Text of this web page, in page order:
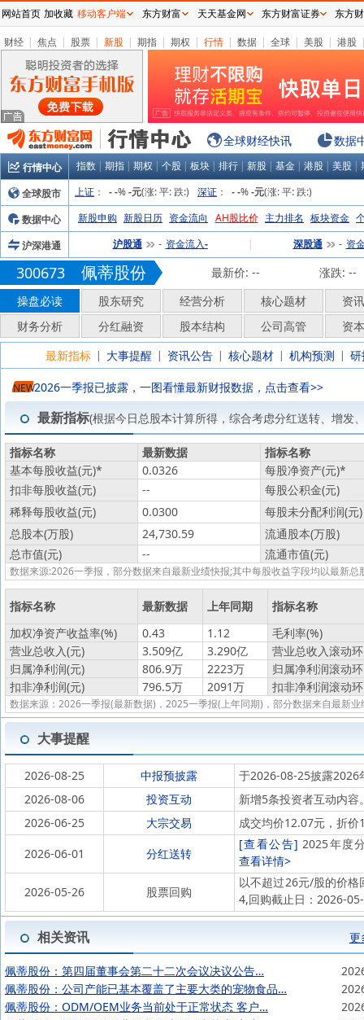
财经 | 焦点 | 股票 | 新股 | 期指 | 期权 | 行情 | 数据 | 全球 | 美股 | 港股
全球财经快讯 数据
行情中心 指数 | 期指 | 期权 | 个股 | 板块 | 排行 | 新股 | 基金 | 港股 | 美股 |
全球股市
上证 ： - -% -元(涨:平:跌:) 深证 ： - -% -元(涨:平:跌:)
数据中心
新股申购 新股日历 资金流向 AH股比价 主力排名 板块资金
沪深港通
沪股通 - 资金流入- | 深股通 - 资
300673 佩蒂股份 最新价: -- 涨跌: --
操盘必读
股东研究 经营分析 核心题材
资
财务分析
分红融资 股本结构 公司高管
资
最新指标 | 大事提醒 | 资讯公告 | 核心题材 | 机构预测 |
NEW2026一季报已披露，一图看懂最新财报数据，点击查看>>
最新指标(根据今日总股本计算所得，综合考虑分红送转、增发
指标名称 最新数据
指标名称
基本每股收益(元)* 0.0326 每股净资产(元)*
扣非每股收益(元)
--
每股公积金(元)
稀释每股收益(元)
0.0300
每股未分配利润(元)
总股本(万股)
24,730.59
流通股本(万股)
总市值(元)
-- 流通市值(元)
数据来源:2026一季报，部分数据来自最新业绩快报;其中每股收益字段均以最新
指标名称 最新数据 上年同期
指标名称
加权净资产收益率(%)
0.43 1.12
毛利率(%)
营业总收入(元)
3.509亿 3.290亿
营业总收入滚动
归属净利润(元)
806.9万 2223万
归属净利润滚动
扣非净利润(元)
796.5万 2091万 扣非净利润滚动
数据来源：2026一季报(最新数据)，2025一季报(上年同期)，部分数据来自最新业
大事提醒
2026-08-25 中报预披露
于2026-08-25披露2026
2026-08-06
投资互动
新增5条投资者互动内容
2026-06-25
大宗交易
成交均价12.07元，折
2026-06-01
分红送转
[查看公告] 2025年度
查看详情>
2026-05-26
股票回购
以不超过26元/股的价
4,回购截止日：2026-
相关资讯 更
佩蒂股份：第四届董事会第二十二次会议决议公告…
佩蒂股份：公司产能已基本覆盖了主要大类的宠物食品…
佩蒂股份：ODM/OEM业务当前处于正常状态 客户…
网站首页 加收藏 移动客户端 东方财富 天天基金网 东方财富证券 东方